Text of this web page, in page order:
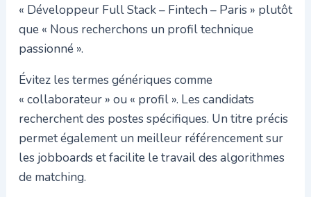
« Développeur Full Stack – Fintech – Paris » plutôt
que « Nous recherchons un profil technique
passionné ».
Évitez les termes génériques comme
« collaborateur » ou « profil ». Les candidats
recherchent des postes spécifiques. Un titre précis
permet également un meilleur référencement sur
les jobboards et facilite le travail des algorithmes
de matching.